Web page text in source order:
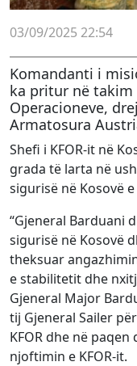
03/09/2025 22:54
Komandanti i
ka pritur në
Operacioneve,
Armatosura
Shefi i KFOR-it në
grada të larta në
sigurisë në Kosovë
“Gjeneral Barduani
sigurisë në Kosovë
theksuar
e stabilitetit dhe
Gjeneral Major
tij Gjeneral Sailer
KFOR dhe në
njoftimin e KFOR-it.